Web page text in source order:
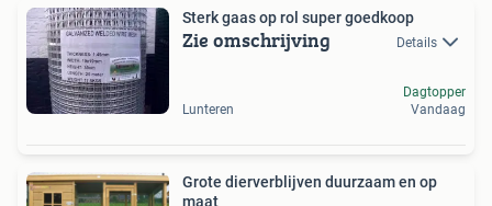
Sterk gaas op rol super goedkoop
Zie omschrijving Details
Lunteren
Dagtopper
Vandaag
Grote dierverblijven duurzaam en op
maat